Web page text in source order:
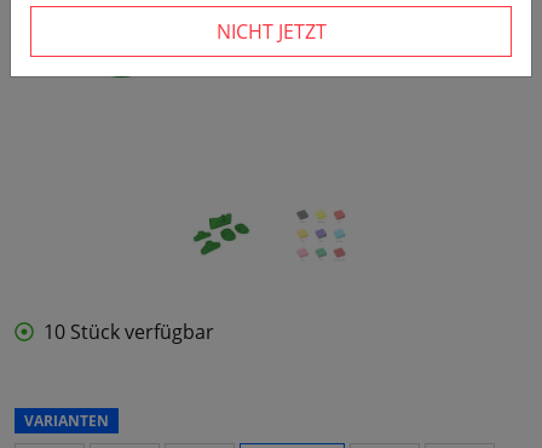
10 Stück verfügbar
VARIANTEN
NICHT JETZT